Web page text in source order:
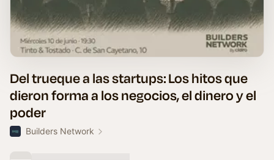
Del trueque a las startups: Los hitos que
dieron forma a los negocios, el dinero y el
poder
Builders Network